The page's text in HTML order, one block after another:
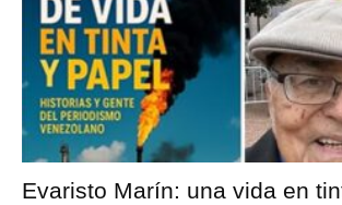
Evaristo Marín: una vida en